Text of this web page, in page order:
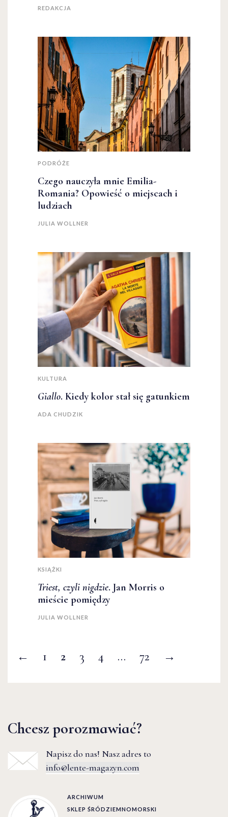
REDAKCJA
PODRÓŻE
Czego nauczyła mnie Emilia-
Romania? Opowieść o miejscach i
ludziach
JULIA WOLLNER
KULTURA
Giallo. Kiedy kolor stał się gatunkiem
ADA CHUDZIK
KSIĄŻKI
Triest, czyli nigdzie. Jan Morris o
mieście pomiędzy
JULIA WOLLNER
← 1 2 3 4 … 72 →
Chcesz porozmawiać?
Napisz do nas! Nasz adres to
info@lente-magazyn.com
ARCHIWUM
SKLEP ŚRÓDZIEMNOMORSKI